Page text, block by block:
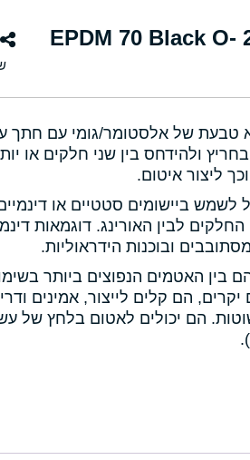
אורינג שחור - 144.00×2.50 EPDM 70 Black O-
טבעת של אלסטומר/גומי עם חתך
ולהידחס בין שני חלקים או
ליצור איטום.
לשמש ביישומים סטטיים או
החלקים לבין האורינג. דוגמאות
ובוכנות הידראוליות.
בין האטמים הנפוצים ביותר
הם קלים לייצור, אמינים
הם יכולים לאטום בלחץ של